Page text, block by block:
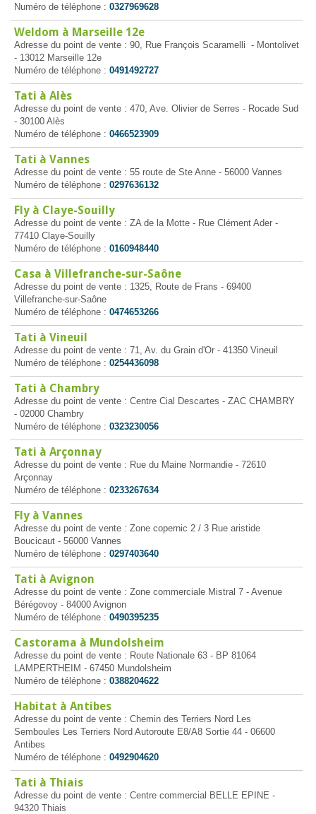
Numéro de téléphone : 0327969628
Weldom à Marseille 12e
Adresse du point de vente : 90, Rue François Scaramelli - Montolivet
- 13012 Marseille 12e
Numéro de téléphone : 0491492727
Tati à Alès
Adresse du point de vente : 470, Ave. Olivier de Serres - Rocade Sud
- 30100 Alès
Numéro de téléphone : 0466523909
Tati à Vannes
Adresse du point de vente : 55 route de Ste Anne - 56000 Vannes
Numéro de téléphone : 0297636132
Fly à Claye-Souilly
Adresse du point de vente : ZA de la Motte - Rue Clément Ader -
77410 Claye-Souilly
Numéro de téléphone : 0160948440
Casa à Villefranche-sur-Saône
Adresse du point de vente : 1325, Route de Frans - 69400
Villefranche-sur-Saône
Numéro de téléphone : 0474653266
Tati à Vineuil
Adresse du point de vente : 71, Av. du Grain d'Or - 41350 Vineuil
Numéro de téléphone : 0254436098
Tati à Chambry
Adresse du point de vente : Centre Cial Descartes - ZAC CHAMBRY
- 02000 Chambry
Numéro de téléphone : 0323230056
Tati à Arçonnay
Adresse du point de vente : Rue du Maine Normandie - 72610
Arçonnay
Numéro de téléphone : 0233267634
Fly à Vannes
Adresse du point de vente : Zone copernic 2 / 3 Rue aristide
Boucicaut - 56000 Vannes
Numéro de téléphone : 0297403640
Tati à Avignon
Adresse du point de vente : Zone commerciale Mistral 7 - Avenue
Bérégovoy - 84000 Avignon
Numéro de téléphone : 0490395235
Castorama à Mundolsheim
Adresse du point de vente : Route Nationale 63 - BP 81064
LAMPERTHEIM - 67450 Mundolsheim
Numéro de téléphone : 0388204622
Habitat à Antibes
Adresse du point de vente : Chemin des Terriers Nord Les
Semboules Les Terriers Nord Autoroute E8/A8 Sortie 44 - 06600
Antibes
Numéro de téléphone : 0492904620
Tati à Thiais
Adresse du point de vente : Centre commercial BELLE EPINE -
94320 Thiais